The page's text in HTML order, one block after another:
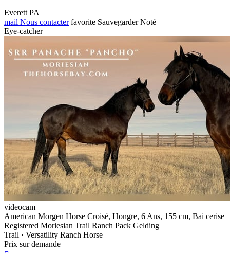
Everett PA
mail Nous contacter favorite Sauvegarder Noté
Eye-catcher
videocam
American Morgen Horse Croisé, Hongre, 6 Ans, 155 cm, Bai cerise
Registered Moriesian Trail Ranch Pack Gelding
Trail · Versatility Ranch Horse
Prix sur demande